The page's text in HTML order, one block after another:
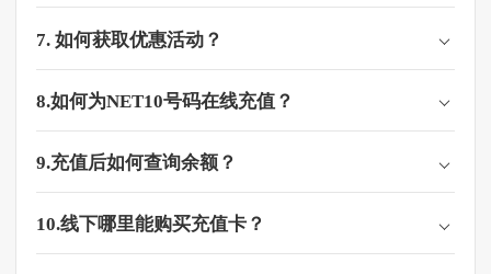
7. 如何获取优惠活动？
8.如何为NET10号码在线充值？​​
9.充值后如何查询余额？
10.线下哪里能购买充值卡？